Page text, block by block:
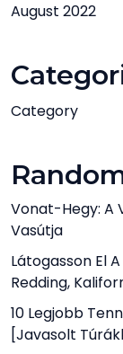
August 2022
Category
Vonat-Hegy: A
Vasútja
Látogasson El
Redding,
10 Legjobb
[javasolt